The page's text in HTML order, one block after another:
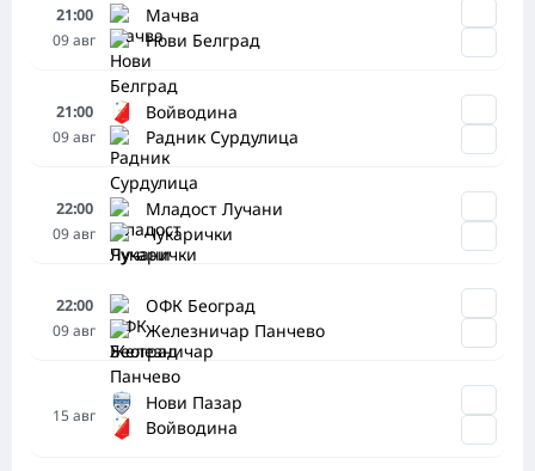
21:00
09авг
Мачва
Нови Белград
21:00
09авг
Войводина
Радник Сурдулица
22:00
09авг
Младост Лучани
Чукарички
22:00
09авг
ОФК Београд
Железничар Панчево
15авг
Нови Пазар
Войводина